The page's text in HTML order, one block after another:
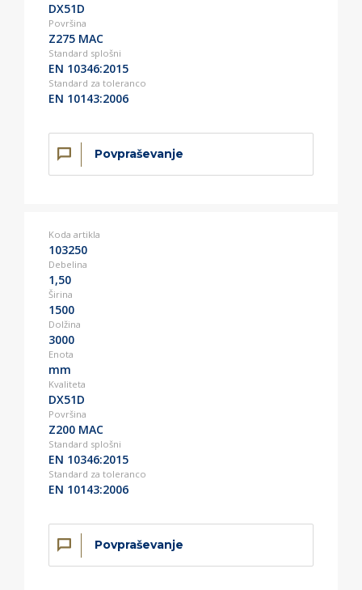
DX51D
Površina
Z275 MAC
Standard splošni
EN 10346:2015
Standard za toleranco
EN 10143:2006
Povpraševanje
Koda artikla
103250
Debelina
1,50
Širina
1500
Dolžina
3000
Enota
mm
Kvaliteta
DX51D
Površina
Z200 MAC
Standard splošni
EN 10346:2015
Standard za toleranco
EN 10143:2006
Povpraševanje